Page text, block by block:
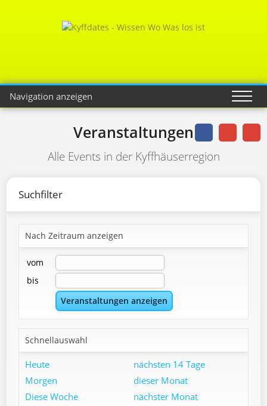
Navigation anzeigen
Veranstaltungen
Alle Events in der Kyffhäuserregion
Suchfilter
Nach Zeitraum anzeigen
vom
bis
Schnellauswahl
Heute
Morgen
Diese Woche
nächsten 14 Tage
dieser Monat
nächster Monat